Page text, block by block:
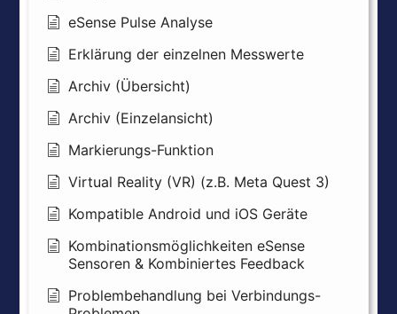
eSense Pulse Analyse
Erklärung der einzelnen Messwerte
Archiv (Übersicht)
Archiv (Einzelansicht)
Markierungs-Funktion
Virtual Reality (VR) (z.B. Meta Quest 3)
Kompatible Android und iOS Geräte
Kombinationsmöglichkeiten eSense
Sensoren & Kombiniertes Feedback
Problembehandlung bei Verbindungs-